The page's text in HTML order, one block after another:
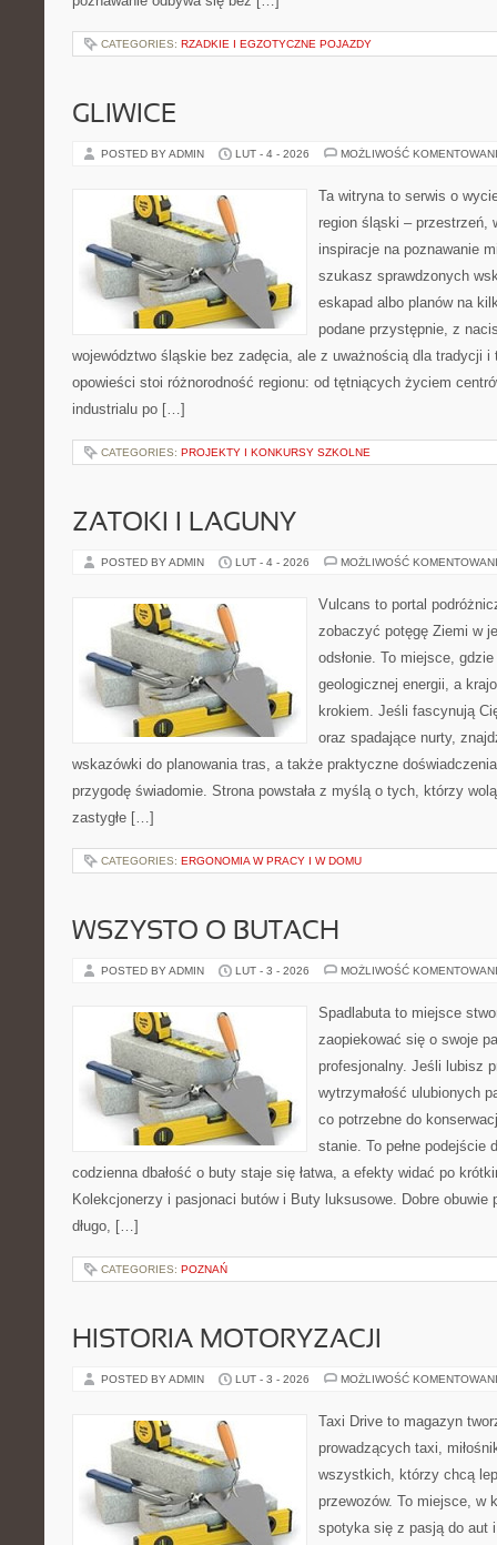
CATEGORIES: RZADKIE I EGZOTYCZNE POJAZDY
GLIWICE
POSTED BY ADMIN LUT - 4 - 2026 MOŻLIWOŚĆ
Ta witryna to serwis o
region śląski – przestrzeń,
inspiracje na poznawanie
szukasz sprawdzonych
eskapad albo planów na
podane przystępnie, z
województwo śląskie bez zadęcia, ale z uważnością dla tradycji
opowieści stoi różnorodność regionu: od tętniących życiem
industrialu po […]
CATEGORIES: PROJEKTY I KONKURSY SZKOLNE
ZATOKI I LAGUNY
POSTED BY ADMIN LUT - 4 - 2026 MOŻLIWOŚĆ
Vulcans to portal
zobaczyć potęgę Ziemi w
odsłonie. To miejsce,
geologicznej energii, a
krokiem. Jeśli fascynują
oraz spadające nurty,
wskazówki do planowania tras, a także praktyczne
przygodę świadomie. Strona powstała z myślą o tych, którzy
zastygłe […]
CATEGORIES: ERGONOMIA W PRACY I W DOMU
WSZYSTO O BUTACH
POSTED BY ADMIN LUT - 3 - 2026 MOŻLIWOŚĆ
Spadlabuta to miejsce
zaopiekować się o swoje
profesjonalny. Jeśli lubisz
wytrzymałość ulubionych
co potrzebne do
stanie. To pełne podejście
codzienna dbałość o buty staje się łatwa, a efekty widać po
Kolekcjonerzy i pasjonaci butów i Buty luksusowe. Dobre obuwie
długo, […]
CATEGORIES: POZNAŃ
HISTORIA MOTORYZACJI
POSTED BY ADMIN LUT - 3 - 2026 MOŻLIWOŚĆ
Taxi Drive to magazyn
prowadzących taxi,
wszystkich, którzy chcą
przewozów. To miejsce, w
spotyka się z pasją do aut